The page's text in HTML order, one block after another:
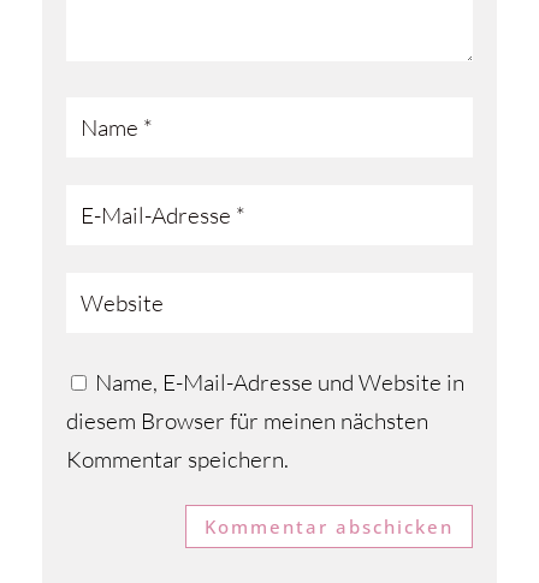
Name, E-Mail-Adresse und Website in
diesem Browser für meinen nächsten
Kommentar speichern.
Kommentar abschicken